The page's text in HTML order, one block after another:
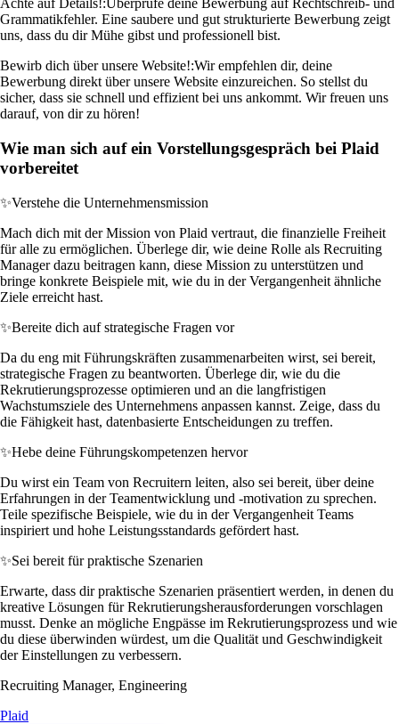
Achte auf Details!:Überprüfe deine Bewerbung auf Rechtschreib- und
Grammatikfehler. Eine saubere und gut strukturierte Bewerbung zeigt
uns, dass du dir Mühe gibst und professionell bist.
Bewirb dich über unsere Website!:Wir empfehlen dir, deine
Bewerbung direkt über unsere Website einzureichen. So stellst du
sicher, dass sie schnell und effizient bei uns ankommt. Wir freuen uns
darauf, von dir zu hören!
Wie man sich auf ein Vorstellungsgespräch bei Plaid
vorbereitet
✨Verstehe die Unternehmensmission
Mach dich mit der Mission von Plaid vertraut, die finanzielle Freiheit
für alle zu ermöglichen. Überlege dir, wie deine Rolle als Recruiting
Manager dazu beitragen kann, diese Mission zu unterstützen und
bringe konkrete Beispiele mit, wie du in der Vergangenheit ähnliche
Ziele erreicht hast.
✨Bereite dich auf strategische Fragen vor
Da du eng mit Führungskräften zusammenarbeiten wirst, sei bereit,
strategische Fragen zu beantworten. Überlege dir, wie du die
Rekrutierungsprozesse optimieren und an die langfristigen
Wachstumsziele des Unternehmens anpassen kannst. Zeige, dass du
die Fähigkeit hast, datenbasierte Entscheidungen zu treffen.
✨Hebe deine Führungskompetenzen hervor
Du wirst ein Team von Recruitern leiten, also sei bereit, über deine
Erfahrungen in der Teamentwicklung und -motivation zu sprechen.
Teile spezifische Beispiele, wie du in der Vergangenheit Teams
inspiriert und hohe Leistungsstandards gefördert hast.
✨Sei bereit für praktische Szenarien
Erwarte, dass dir praktische Szenarien präsentiert werden, in denen du
kreative Lösungen für Rekrutierungsherausforderungen vorschlagen
musst. Denke an mögliche Engpässe im Rekrutierungsprozess und wie
du diese überwinden würdest, um die Qualität und Geschwindigkeit
der Einstellungen zu verbessern.
Recruiting Manager, Engineering
Plaid